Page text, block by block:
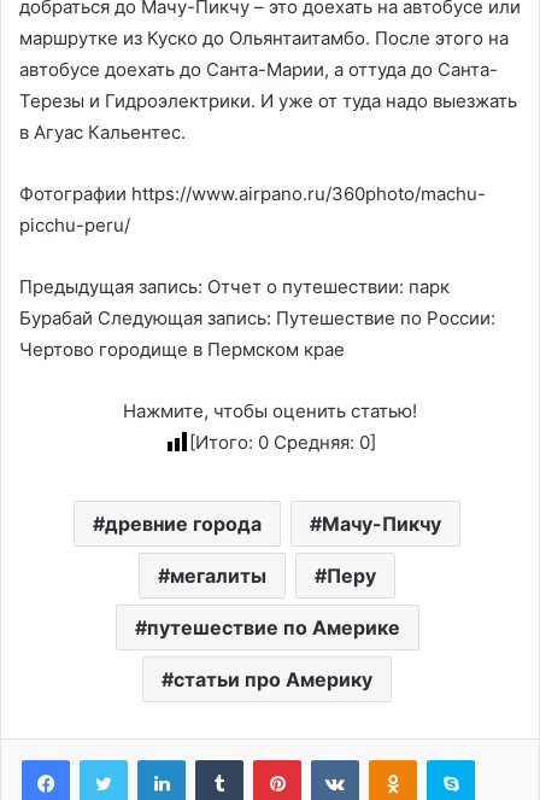
добраться до Мачу-Пикчу – это доехать на автобусе или
маршрутке из Куско до Ольянтаитамбо. После этого на
автобусе доехать до Санта-Марии, а оттуда до Санта-
Терезы и Гидроэлектрики. И уже от туда надо выезжать
в Агуас Кальентес.
Фотографии https://www.airpano.ru/360photo/machu-
picchu-peru/
Предыдущая запись: Отчет о путешествии: парк
Бурабай Следующая запись: Путешествие по России:
Чертово городище в Пермском крае
Нажмите, чтобы оценить статью!
[Итого: 0Средняя: 0]
древние города Мачу-Пикчу
мегалиты Перу
путешествие по Америке
статьи про Америку
LinkedInTumblr PinterestВконтактеОдноклассники
Skype